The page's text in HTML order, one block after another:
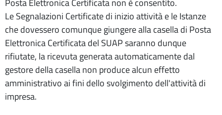
Posta Elettronica Certificata non è consentito.
Le Segnalazioni Certificate di inizio attività e le Istanze
che dovessero comunque giungere alla casella di Posta
Elettronica Certificata del SUAP saranno dunque
rifiutate, la ricevuta generata automaticamente dal
gestore della casella non produce alcun effetto
amministrativo ai fini dello svolgimento dell'attività di
impresa.